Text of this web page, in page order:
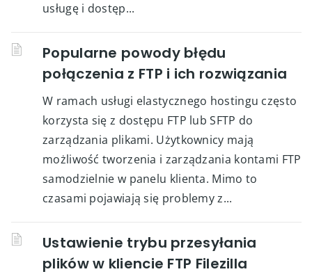
usługę i dostęp...
Popularne powody błędu
połączenia z FTP i ich rozwiązania
W ramach usługi elastycznego hostingu często
korzysta się z dostępu FTP lub SFTP do
zarządzania plikami. Użytkownicy mają
możliwość tworzenia i zarządzania kontami FTP
samodzielnie w panelu klienta. Mimo to
czasami pojawiają się problemy z...
Ustawienie trybu przesyłania
plików w kliencie FTP Filezilla